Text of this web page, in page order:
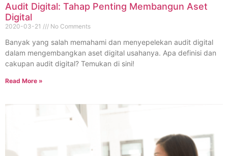
Audit Digital: Tahap Penting Membangun Aset
Digital
2020-03-21 No Comments
Banyak yang salah memahami dan menyepelekan audit digital
dalam mengembangkan aset digital usahanya. Apa definisi dan
cakupan audit digital? Temukan di sini!
Read More »